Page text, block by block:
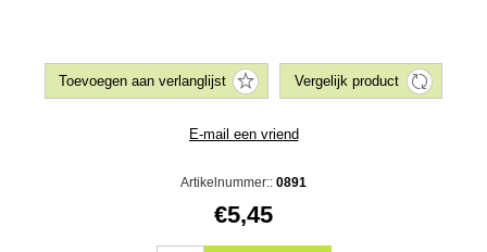
Artikelnummer:: 0891
€5,45